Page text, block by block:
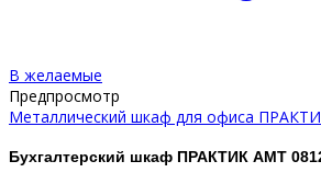
В желаемые
Предпросмотр
Металлический шкаф для офиса
Бухгалтерский шкаф ПРАКТИК AMT